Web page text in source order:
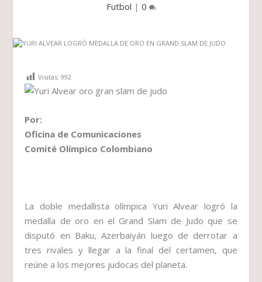
Futbol | 0
Visitas: 992
Por:
Oficina de Comunicaciones
Comité Olímpico Colombiano
La doble medallista olímpica Yuri Alvear logró la
medalla de oro en el Grand Slam de Judo que se
disputó en Baku, Azerbaiyán luego de derrotar a
tres rivales y llegar a la final del certamen, que
reúne a los mejores judocas del planeta.